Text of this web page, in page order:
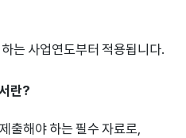
는 사업연도부터 적용됩니다.
란?
출해야 하는 필수 자료로,